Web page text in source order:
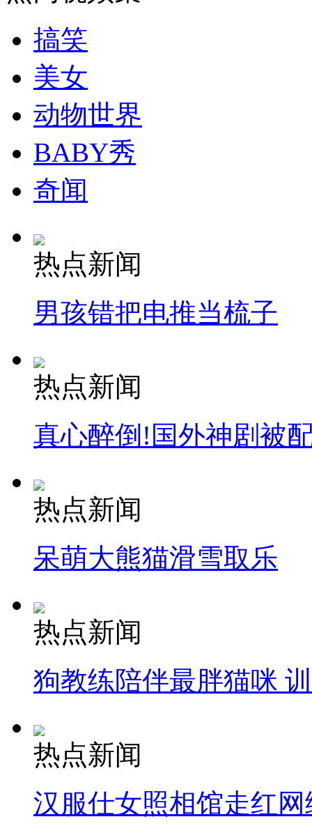
司机酒驾遇交警 急速倒车逃窜
搞笑
美女
动物世界
BABY秀
奇闻
热点新闻
男孩错把电推当梳子
热点新闻
真心醉倒!国外神剧被
热点新闻
呆萌大熊猫滑雪取乐
热点新闻
狗教练陪伴最胖猫咪
热点新闻
汉服仕女照相馆走红网